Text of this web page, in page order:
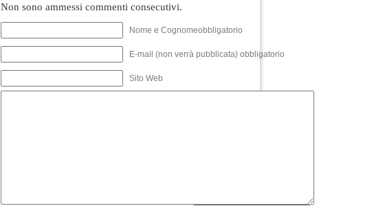
Non sono ammessi commenti consecutivi.
Nome e Cognomeobbligatorio
E-mail (non verrà pubblicata) obbligatorio
Sito Web